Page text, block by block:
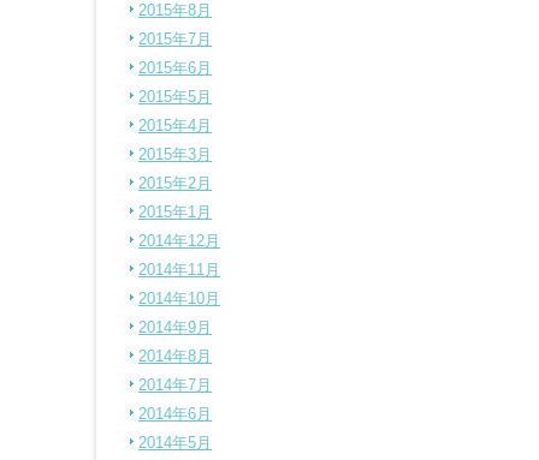
2015年8月
2015年7月
2015年6月
2015年5月
2015年4月
2015年3月
2015年2月
2015年1月
2014年12月
2014年11月
2014年10月
2014年9月
2014年8月
2014年7月
2014年6月
2014年5月